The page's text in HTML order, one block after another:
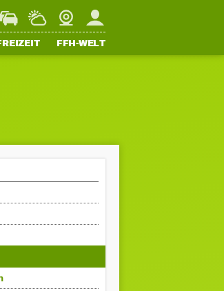
WetterWebcamMein FFH
FFH-WELT